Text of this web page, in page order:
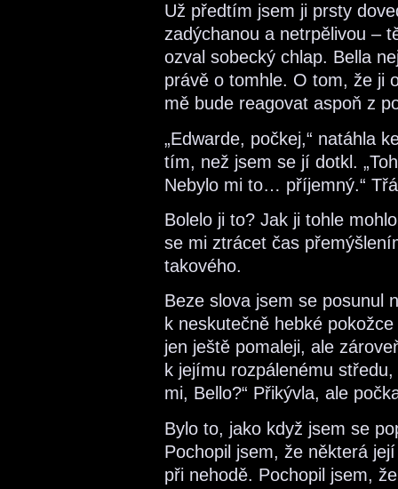
Už předtím jsem ji prsty
zadýchanou a netrpělivou –
ozval sobecký chlap. Bella
právě o tomhle. O tom, že ji
mě bude reagovat aspoň z
„Edwarde, počkej,“ natáhla
tím, než jsem se jí dotkl.
Nebylo mi to… příjemný.“
Bolelo ji to? Jak ji tohle
se mi ztrácet čas
takového.
Beze slova jsem se posunul
k neskutečně hebké
jen ještě pomaleji, ale
k jejímu rozpálenému
mi, Bello?“ Přikývla, ale
Bylo to, jako když jsem se
Pochopil jsem, že některá
při nehodě. Pochopil jsem,